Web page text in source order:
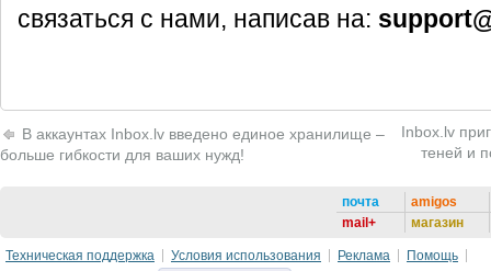
связаться с нами, написав на:
В аккаунтах Inbox.lv введено единое хранилище –
больше гибкости для ваших нужд!
Inbox.lv
теней и
почта
mail+
amigos
магазин
Техническая поддержка Условия использования Реклама
Помощь